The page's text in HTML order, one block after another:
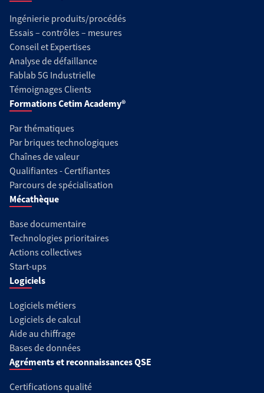
Ingénierie produits/procédés
Essais – contrôles – mesures
Conseil et Expertises
Analyse de défaillance
Fablab 5G Industrielle
Témoignages Clients
Formations Cetim Academy®
Par thématiques
Par briques technologiques
Chaînes de valeur
Qualifiantes - Certifiantes
Parcours de spécialisation
Mécathèque
Base documentaire
Technologies prioritaires
Actions collectives
Start-ups
Logiciels
Logiciels métiers
Logiciels de calcul
Aide au chiffrage
Bases de données
Agréments et reconnaissances QSE
Certifications qualité